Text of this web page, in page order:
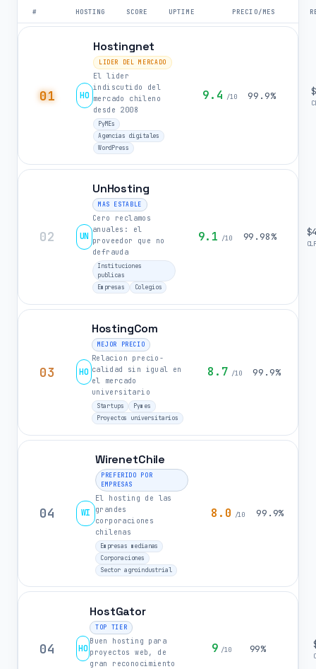
# HOSTING SCORE UPTIME PRECIO/MES
01 HO
Hostingnet
LIDER DEL MERCADO
El lider
indiscutido del
mercado chileno
desde 2008
PyMEs
Agencias digitales
WordPress
9.4 /10 99.9%
02 UN
UnHosting
MAS ESTABLE
Cero reclamos
anuales: el
proveedor que no
defrauda
Instituciones
publicas
Empresas
Colegios
9.1 /10 99.98%
03 HO
HostingCom
MEJOR PRECIO
Relacion precio-
calidad sin igual en
el mercado
universitario
Startups
Pymes
Proyectos universitarios
8.7 /10 99.9%
04 WI
WirenetChile
PREFERIDO POR
EMPRESAS
El hosting de las
grandes
corporaciones
chilenas
Empresas medianas
Corporaciones
Sector agroindustrial
8.0 /10 99.9%
04 HO
HostGator
TOP TIER
Buen hosting para
proyectos web, de
gran reconocimiento
9 /10 99%